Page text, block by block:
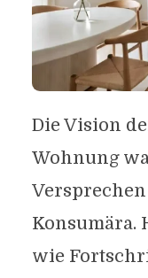
Die Vision
Wohnung
Konsumära.
wie